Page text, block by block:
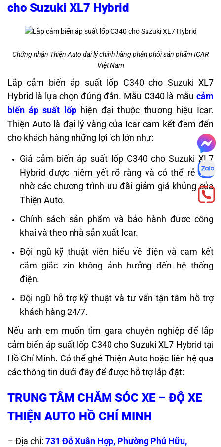
cho Suzuki XL7 Hybrid
Chứng nhận Thiện Auto đại lý chính hãng phân phối sản phẩm ICAR
Việt Nam
Lắp cảm biến áp suất lốp C340 cho Suzuki XL7
Hybrid là lựa chọn đúng đắn. Mẫu C340 là mẫu cảm
biến áp suất lốphiện đại thuộc thương hiệu Icar.
Thiện Auto là đại lý vàng của Icar cam kết đem đến
cho khách hàng những lợi ích lớn như:
Giá cảm biến áp suất lốp C340 cho Suzuki XL7
Hybrid được niêm yết rõ ràng và có thể rẻ hơn
nhờ các chương trình ưu đãi giảm giá khủng của
Thiện Auto.
Chính sách sản phẩm và bảo hành được công
khai và theo nhà sản xuất Icar.
Đội ngũ kỹ thuật viên hiểu về điện và cam kết
cắm giắc zin không ảnh hưởng đến hệ thống
điện.
Đội ngũ hỗ trợ kỹ thuật và tư vấn tận tâm hỗ trợ
khách hàng 24/7.
Nếu anh em muốn tìm gara chuyên nghiệp để lắp
cảm biến áp suất lốp C340 cho Suzuki XL7 Hybrid tại
Hồ Chí Minh. Có thể ghé Thiện Auto hoặc liên hệ qua
các thông tin dưới đây để được hỗ trợ lắp đặt:
TRUNG TÂM CHĂM SÓC XE – ĐỘ XE
THIỆN AUTO HỒ CHÍ MINH
– Địa chỉ: 731 Đỗ Xuân Hợp, Phường Phú Hữu,